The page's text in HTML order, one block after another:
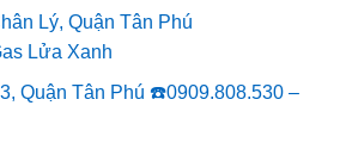
Lý, Quận Tân Phú
Lửa Xanh
Quận Tân Phú ☎️0909.808.530 –